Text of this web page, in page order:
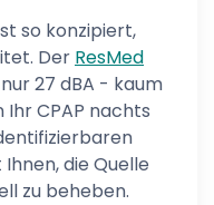
so konzipiert,
Der ResMed
27 dBA - kaum
Ihr CPAP nachts
die Quelle
zu beheben.